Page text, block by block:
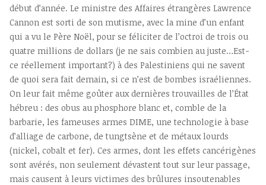
début d’année. Le ministre des Affaires étrangères Lawrence
Cannon est sorti de son mutisme, avec la mine d’un enfant
qui a vu le Père Noël, pour se féliciter de l’octroi de trois ou
quatre millions de dollars (je ne sais combien au juste…Est-
ce réellement important?) à des Palestiniens qui ne savent
de quoi sera fait demain, si ce n’est de bombes israéliennes.
On leur fait même goûter aux dernières trouvailles de l’État
hébreu : des obus au phosphore blanc et, comble de la
barbarie, les fameuses armes DIME, une technologie à base
d’alliage de carbone, de tungtsène et de métaux lourds
(nickel, cobalt et fer). Ces armes, dont les effets cancérigènes
sont avérés, non seulement dévastent tout sur leur passage,
mais causent à leurs victimes des brûlures insoutenables